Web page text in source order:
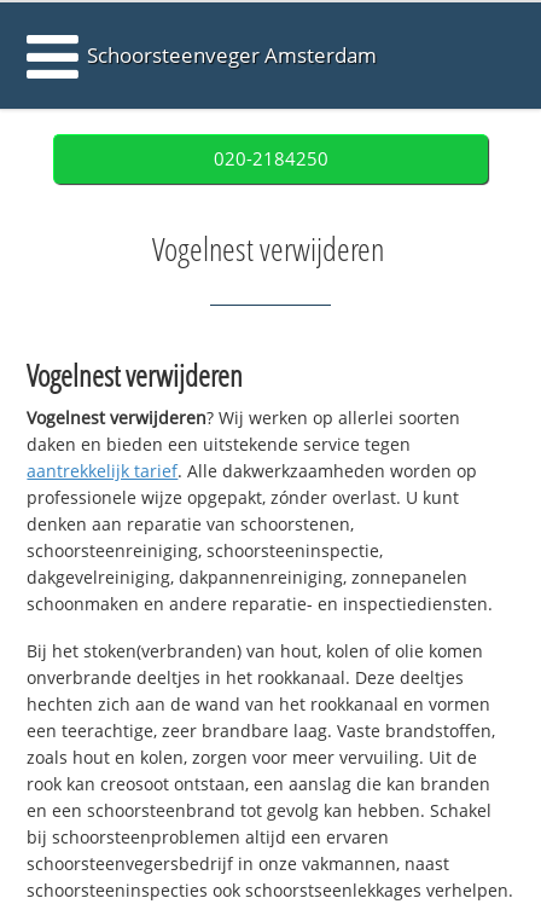
Schoorsteenveger Amsterdam
020-2184250
Vogelnest verwijderen
Vogelnest verwijderen
Vogelnest verwijderen? Wij werken op allerlei soorten
daken en bieden een uitstekende service tegen
aantrekkelijk tarief. Alle dakwerkzaamheden worden op
professionele wijze opgepakt, zónder overlast. U kunt
denken aan reparatie van schoorstenen,
schoorsteenreiniging, schoorsteeninspectie,
dakgevelreiniging, dakpannenreiniging, zonnepanelen
schoonmaken en andere reparatie- en inspectiediensten.
Bij het stoken(verbranden) van hout, kolen of olie komen
onverbrande deeltjes in het rookkanaal. Deze deeltjes
hechten zich aan de wand van het rookkanaal en vormen
een teerachtige, zeer brandbare laag. Vaste brandstoffen,
zoals hout en kolen, zorgen voor meer vervuiling. Uit de
rook kan creosoot ontstaan, een aanslag die kan branden
en een schoorsteenbrand tot gevolg kan hebben. Schakel
bij schoorsteenproblemen altijd een ervaren
schoorsteenvegersbedrijf in onze vakmannen, naast
schoorsteeninspecties ook schoorstseenlekkages verhelpen.